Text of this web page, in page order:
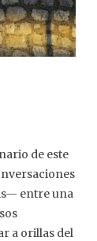
de este
entre una
a orillas del